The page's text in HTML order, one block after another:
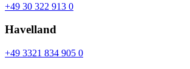
+49 30 322 913 0
Havelland
+49 3321 834 905 0